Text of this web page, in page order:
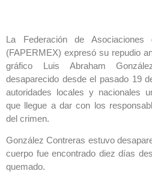
La Federación de Asociaciones
(FAPERMEX) expresó su repudio
gráfico Luis Abraham
desaparecido desde el pasado 19
autoridades locales y nacionales
que llegue a dar con los
del crimen.
González Contreras estuvo
cuerpo fue encontrado diez días
quemado.